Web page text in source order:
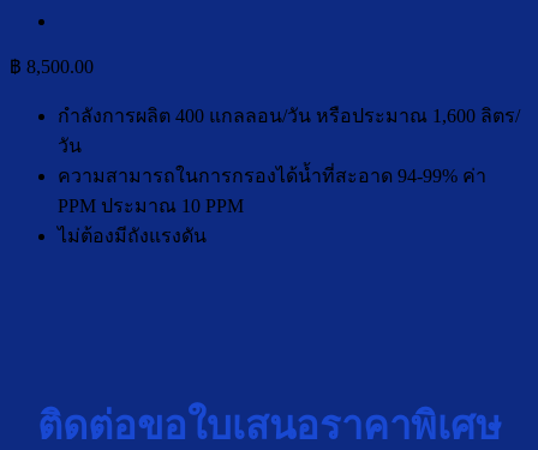
฿ 8,500.00
กำลังการผลิต 400 แกลลอน/วัน หรือประมาณ 1,600 ลิตร/
วัน
ความสามารถในการกรองได้น้ำที่สะอาด 94-99% ค่า
PPM ประมาณ 10 PPM
ไม่ต้องมีถังแรงดัน
ติดต่อขอใบเสนอราคาพิเศษ